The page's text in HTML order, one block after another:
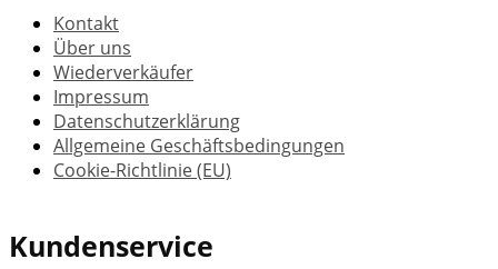
Kontakt
Über uns
Wiederverkäufer
Impressum
Datenschutzerklärung
Allgemeine Geschäftsbedingungen
Cookie-Richtlinie (EU)
Kundenservice